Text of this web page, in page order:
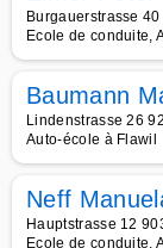
Burgauerstrasse
Ecole de conduite,
Baumann
Lindenstrasse 26
Auto-école à Flawil
Neff
Hauptstrasse 12
Ecole de conduite,